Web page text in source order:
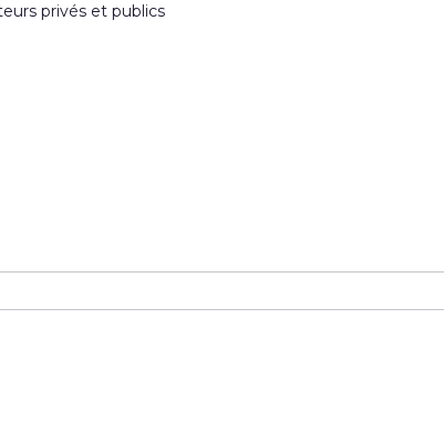
privés et publics
LinkedIn
surX
surFacebook
sur Courriel